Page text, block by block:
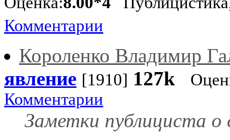
Комментарии
Короленко Владимир
явление [1910] 127k
Комментарии
Заметки публициста о